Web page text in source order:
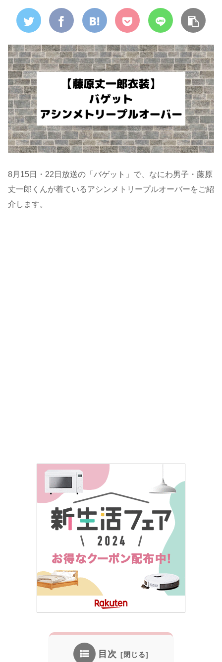
8月15日・22日放送の「バゲット」で、なにわ男子・藤原
丈一郎くんが着ているアシンメトリープルオーバーをご紹
介します。
目次